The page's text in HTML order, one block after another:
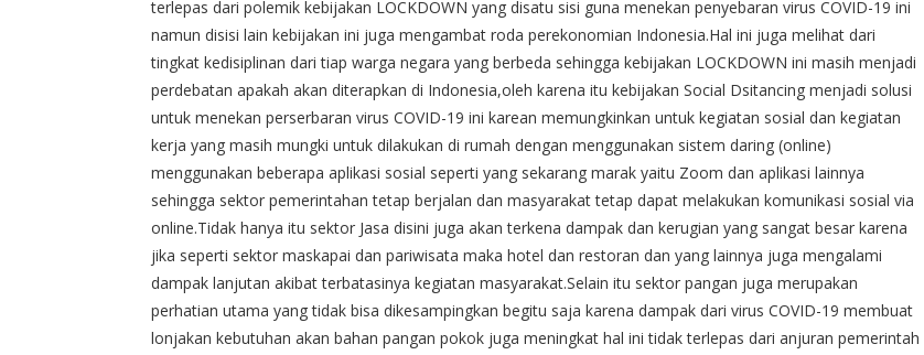
terlepas dari polemik kebijakan LOCKDOWN yang disatu sisi guna menekan penyebaran virus COVID-19 ini
namun disisi lain kebijakan ini juga mengambat roda perekonomian Indonesia.Hal ini juga melihat dari
tingkat kedisiplinan dari tiap warga negara yang berbeda sehingga kebijakan LOCKDOWN ini masih menjadi
perdebatan apakah akan diterapkan di Indonesia,oleh karena itu kebijakan Social Dsitancing menjadi solusi
untuk menekan perserbaran virus COVID-19 ini karean memungkinkan untuk kegiatan sosial dan kegiatan
kerja yang masih mungki untuk dilakukan di rumah dengan menggunakan sistem daring (online)
menggunakan beberapa aplikasi sosial seperti yang sekarang marak yaitu Zoom dan aplikasi lainnya
sehingga sektor pemerintahan tetap berjalan dan masyarakat tetap dapat melakukan komunikasi sosial via
online.Tidak hanya itu sektor Jasa disini juga akan terkena dampak dan kerugian yang sangat besar karena
jika seperti sektor maskapai dan pariwisata maka hotel dan restoran dan yang lainnya juga mengalami
dampak lanjutan akibat terbatasinya kegiatan masyarakat.Selain itu sektor pangan juga merupakan
perhatian utama yang tidak bisa dikesampingkan begitu saja karena dampak dari virus COVID-19 membuat
lonjakan kebutuhan akan bahan pangan pokok juga meningkat hal ini tidak terlepas dari anjuran pemerintah